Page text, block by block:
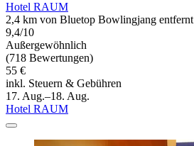
Hotel RAUM
2,4 km von Bluetop Bowlingjang entfernt
9,4/10
Außergewöhnlich
(718 Bewertungen)
55 €
inkl. Steuern & Gebühren
17. Aug.–18. Aug.
Hotel RAUM